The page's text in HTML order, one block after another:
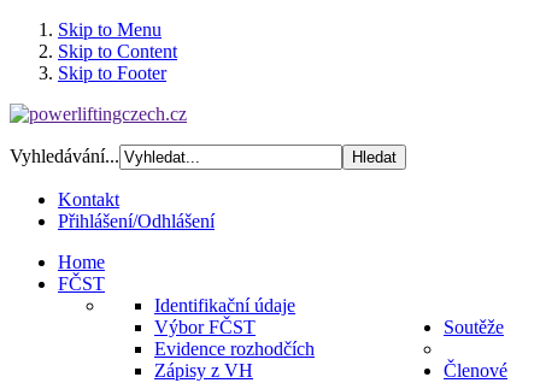
Skip to Menu
Skip to Content
Skip to Footer
Vyhledávání...
Kontakt
Přihlášení/Odhlášení
Home
FČST
Identifikační údaje
Výbor FČST
Evidence rozhodčích
Zápisy z VH
Soutěže
Členové